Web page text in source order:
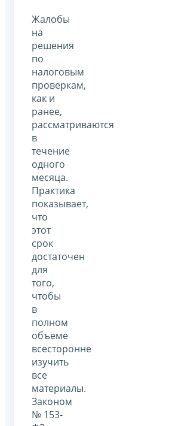
Жалобы
на
решения
по
налоговым
проверкам,
как и
ранее,
рассматриваются
в
течение
одного
месяца.
Практика
показывает,
что
этот
срок
достаточен
для
того,
чтобы
в
полном
объеме
всесторонне
изучить
все
материалы.
Законом
№ 153-